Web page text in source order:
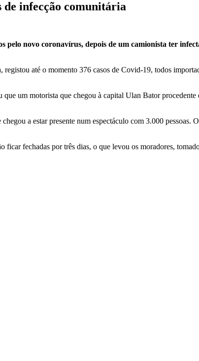
de infecção comunitária
novo coronavírus, depois de um camionista ter
até o momento 376 casos de Covid-19, todos
um motorista que chegou à capital Ulan Bator procedente
a estar presente num espectáculo com 3.000 pessoas.
fechadas por três dias, o que levou os moradores,